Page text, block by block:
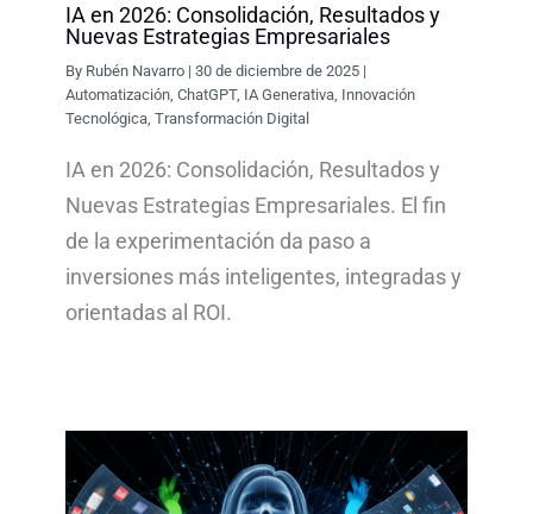
IA en 2026: Consolidación, Resultados y
Nuevas Estrategias Empresariales
By Rubén Navarro |30 de diciembre de 2025 |
Automatización ,ChatGPT, IA Generativa Innovación
Tecnológica ,Transformación Digital
IA en 2026: Consolidación, Resultados y
Nuevas Estrategias Empresariales. El fin
de la experimentación da paso a
inversiones más inteligentes, integradas y
orientadas al ROI.